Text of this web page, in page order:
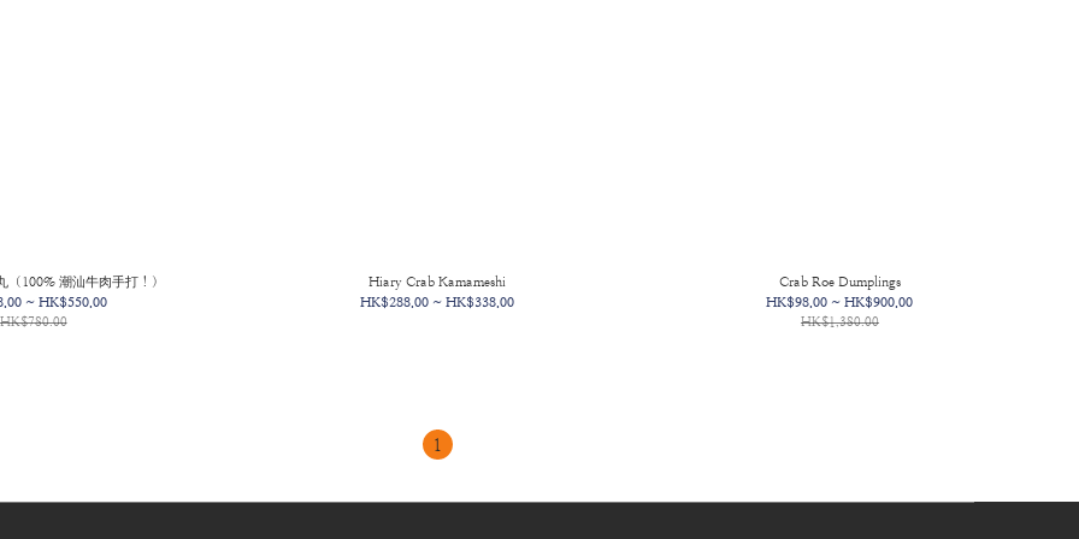
（100% 潮汕牛肉手打！）
~ HK$550.00
HK$780.00
Hiary Crab Kamameshi
HK$288.00 ~ HK$338.00
Crab Roe Dumplings
HK$98.00 ~ HK$900.00
HK$1,380.00
1